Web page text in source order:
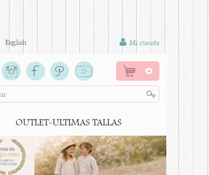
English Mi cuenta
0
OUTLET-ULTIMAS TALLAS